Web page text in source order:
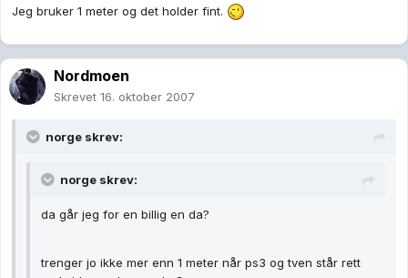
Jeg bruker 1 meter og det holder fint.
Nordmoen
Skrevet 16. oktober 2007
norge skrev:
norge skrev:
da går jeg for en billig en da?
trenger jo ikke mer enn 1 meter når ps3 og tven står rett